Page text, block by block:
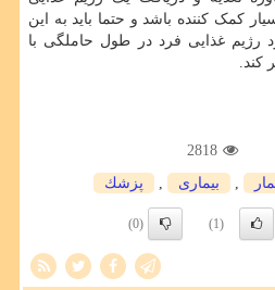
کمک کننده باشد و حتما باید به این
رژیم غذایی فرد در طول حاملگی با
کند.
2818
بیماری پزشك
(1)
(0)